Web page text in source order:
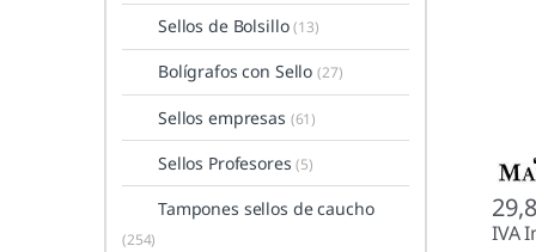
IVA
Sellos de Bolsillo(13)
Bolígrafos con Sello(27)
Sellos empresas (61)
Sellos Profesores(5)
Tampones sellos de caucho
(254)